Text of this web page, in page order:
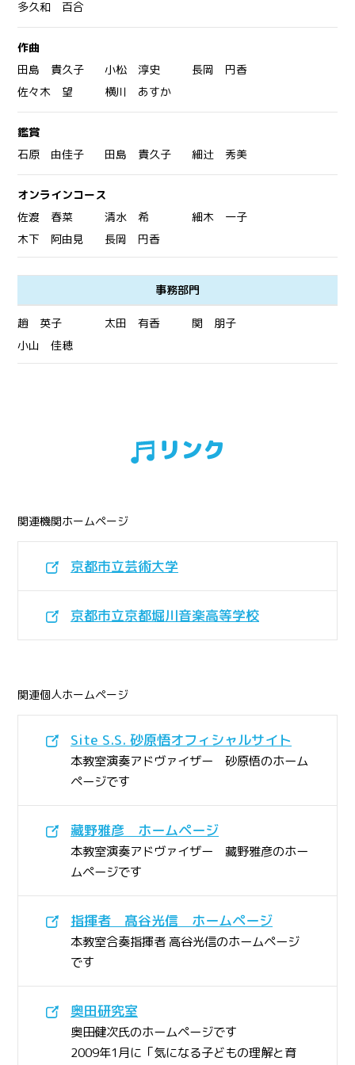
多久和 百合
作曲
田島 貴久子
小松 淳史
長岡 円香
佐々木 望
横川 あすか
鑑賞
石原 由佳子
田島 貴久子 細辻 秀美
オンラインコース
佐渡 春菜
清水 希
細木 一子
木下 阿由見
長岡 円香
事務部門
趙 英子 太田 有香
関 朋子
小山 佳穂
リンク
関連機関ホームページ
京都市立芸術大学
京都市立京都堀川音楽高等学校
関連個人ホームページ
Site S.S. 砂原悟オフィシャルサイト
本教室演奏アドヴァイザー 砂原悟のホーム
ページです
藏野雅彦 ホームページ
本教室演奏アドヴァイザー 藏野雅彦のホー
ムページです
指揮者 髙谷光信 ホームページ
本教室合奏指揮者 高谷光信のホームページ
です
奥田研究室
奥田健次氏のホームページです
2009年1月に「気になる子どもの理解と育